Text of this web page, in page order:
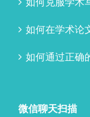
如何在学术论
如何通过正确
微信聊天扫描